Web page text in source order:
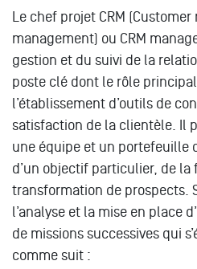
Le chef projet CRM
management) ou CRM
gestion et du suivi de la
poste clé dont le rôle
l’établissement d’outils de
satisfaction de la clientèle. Il
une équipe et un portefeuille
d’un objectif particulier, de la
transformation de prospects.
l’analyse et la mise en place
de missions successives qui
comme suit :